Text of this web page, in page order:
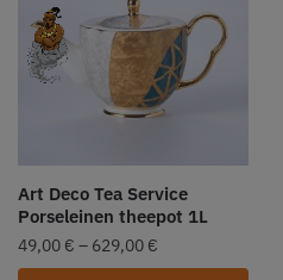
Art Deco Tea Service
Porseleinen theepot 1L
49,00 € – 629,00 €